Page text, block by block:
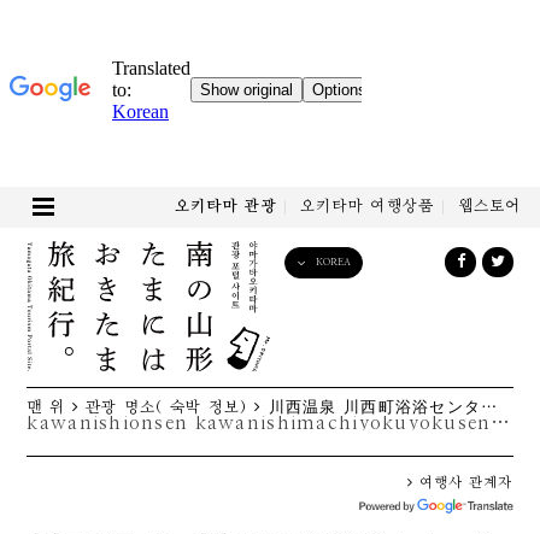
오키타마 관광 오키타마 여행상품 웹스토어
KOREA
繁體中文
맨 위 관광 명소( 숙박 정보) 川西温泉 川西町浴浴センターまどか
kawanishionsen kawanishimachiyokuyokusentâmadoka
여행사 관계자